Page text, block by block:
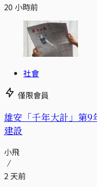
20 小時前
社會
僅限會員
雄安「千年大計」第
建設
小飛
2 天前